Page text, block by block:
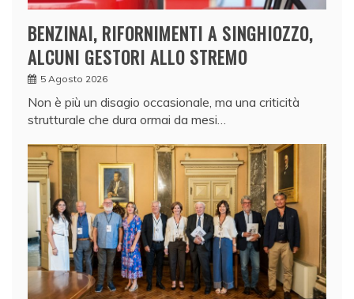
BENZINAI, RIFORNIMENTI A SINGHIOZZO,
ALCUNI GESTORI ALLO STREMO
5 Agosto 2026
Non è più un disagio occasionale, ma una criticità
strutturale che dura ormai da mesi…